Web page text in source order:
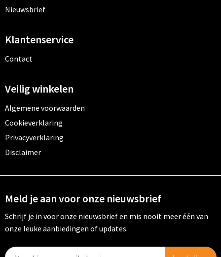
Nieuwsbrief
Klantenservice
Contact
Veilig winkelen
Algemene voorwaarden
Cookieverklaring
Privacyverklaring
Disclaimer
Meld je aan voor onze nieuwsbrief
Schrijf je in voor onze nieuwsbrief en mis nooit meer één van
onze leuke aanbiedingen of updates.